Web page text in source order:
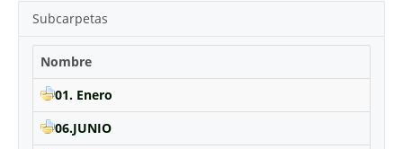
Subcarpetas
Nombre
01. Enero
06.JUNIO